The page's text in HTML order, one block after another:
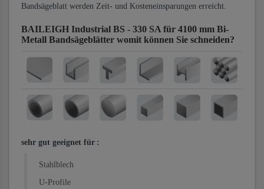
Bandsägeblatt werden Zeit- und Kosteneinsparungen erreicht.
BAILEIGH Industrial BS - 330 SA für 4100 mm Bi-
Metall Bandsägeblätter womit können Sie schneiden?
sehr gut geeignet für :
Stahlblech
U-Profile